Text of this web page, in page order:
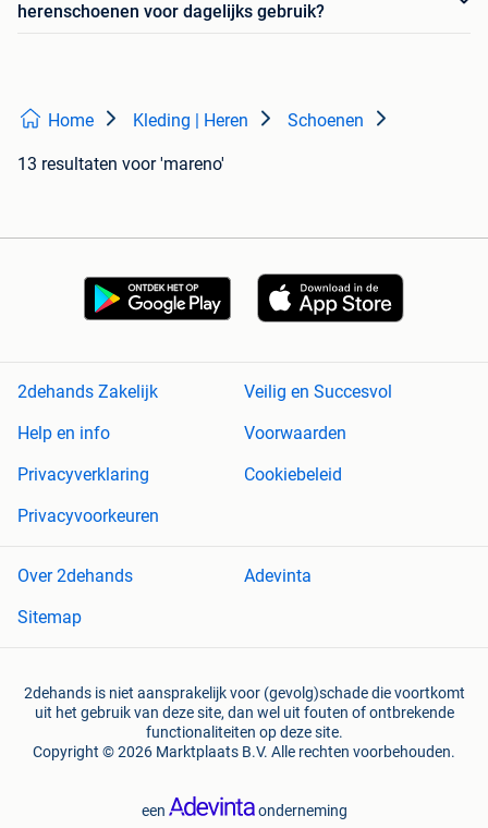
herenschoenen voor dagelijks gebruik?
Home Kleding | Heren Schoenen
13 resultaten voor 'mareno'
2dehands Zakelijk
Veilig en Succesvol
Help en info
Voorwaarden
Privacyverklaring
Cookiebeleid
Privacyvoorkeuren
Over 2dehands
Adevinta
Sitemap
2dehands is niet aansprakelijk voor (gevolg)schade die voortkomt
uit het gebruik van deze site, dan wel uit fouten of ontbrekende
functionaliteiten op deze site.
Copyright © 2026 Marktplaats B.V. Alle rechten voorbehouden.
een onderneming